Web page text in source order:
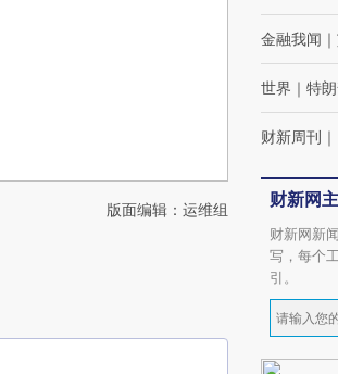
版面编辑：运维组
金融我闻 ｜
世界 ｜ 特
财新周刊 ｜
财新网
财新网新
写，每个
引。